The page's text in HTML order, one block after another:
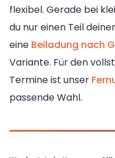
flexibel. Gerade bei
du nur einen Teil
eine Beiladung nach
Variante. Für den
Termine ist unser
passende Wahl.